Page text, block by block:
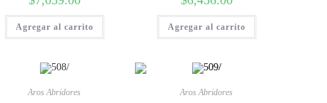
Agregar al carrito Agregar al carrito
Aros Abridores Aros Abridores